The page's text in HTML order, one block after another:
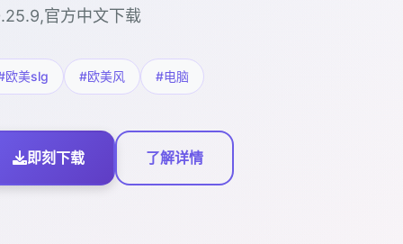
官方中文下载
欧美slg #欧美风 #电脑
即刻下载 了解详情